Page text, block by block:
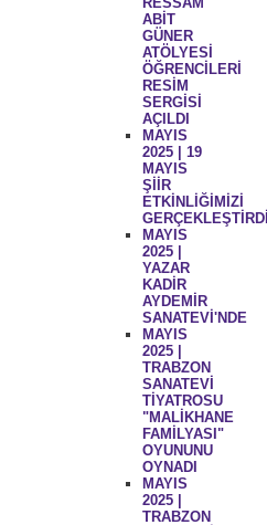
ABİT
GÜNER
ATÖLYESİ
ÖĞRENCİLERİ
RESİM
SERGİSİ
AÇILDI
MAYIS
2025 | 19
MAYIS
ŞİİR
ETKİNLİĞİMİZİ
MAYIS
2025 |
YAZAR
KADİR
AYDEMİR
SANATEVİ'NDE
MAYIS
2025 |
TRABZON
SANATEVİ
TİYATROSU
"MALİKHANE
FAMİLYASI"
OYUNUNU
OYNADI
MAYIS
2025 |
TRABZON